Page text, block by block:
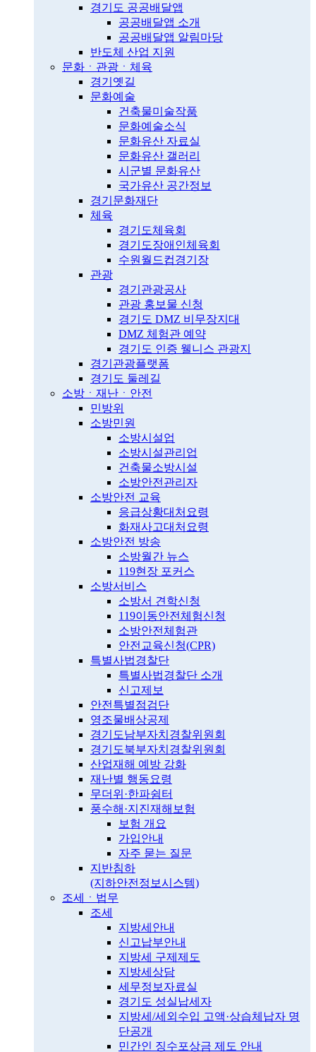
경기도 공공배달앱
공공배달앱 소개
공공배달앱 알림마당
반도체 산업 지원
문화ㆍ관광ㆍ체육
경기옛길
문화예술
건축물미술작품
문화예술소식
문화유산 자료실
문화유산 갤러리
시군별 문화유산
국가유산 공간정보
경기문화재단
체육
경기도체육회
경기도장애인체육회
수원월드컵경기장
관광
경기관광공사
관광 홍보물 신청
경기도 DMZ 비무장지대
DMZ 체험관 예약
경기도 인증 웰니스 관광지
경기관광플랫폼
경기도 둘레길
소방ㆍ재난ㆍ안전
민방위
소방민원
소방시설업
소방시설관리업
건축물소방시설
소방안전관리자
소방안전 교육
응급상황대처요령
화재사고대처요령
소방안전 방송
소방월간 뉴스
119현장 포커스
소방서비스
소방서 견학신청
119이동안전체험신청
소방안전체험관
안전교육신청(CPR)
특별사법경찰단
특별사법경찰단 소개
신고제보
안전특별점검단
영조물배상공제
경기도남부자치경찰위원회
경기도북부자치경찰위원회
산업재해 예방 강화
재난별 행동요령
무더위·한파쉼터
풍수해·지진재해보험
보험 개요
가입안내
자주 묻는 질문
지반침하
(지하안전정보시스템)
조세ㆍ법무
조세
지방세안내
신고납부안내
지방세 구제제도
지방세상담
세무정보자료실
경기도 성실납세자
지방세/세외수입 고액·상습체납자 명
단공개
민간인 징수포상금 제도 안내